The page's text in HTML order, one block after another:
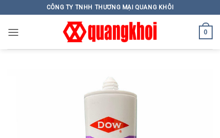
to
content
CÔNG TY TNHH THƯƠNG MẠI QUANG KHÔI
0